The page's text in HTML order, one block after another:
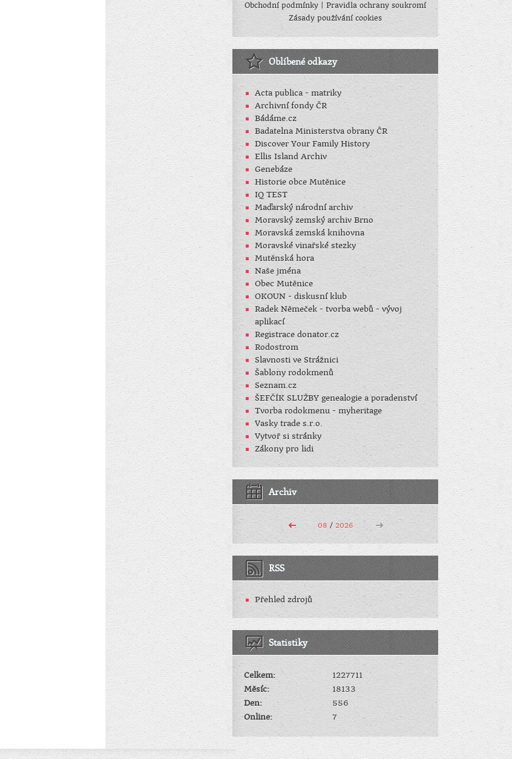
Obchodní podmínky
Pravidla ochrany soukromí
Zásady používání cookies
Oblíbené odkazy
Acta publica - matriky
Archivní fondy ČR
Bádáme.cz
Badatelna Ministerstva obrany ČR
Discover Your Family History
Ellis Island Archiv
Genebáze
Historie obce Mutěnice
IQ TEST
Maďarský národní archiv
Moravský zemský archiv Brno
Moravská zemská knihovna
Moravské vinařské stezky
Mutěnská hora
Naše jména
Obec Mutěnice
OKOUN - diskusní klub
Radek Němeček - tvorba webů - vývoj
aplikací
Registrace donator.cz
Rodostrom
Slavnosti ve Strážnici
Šablony rodokmenů
Seznam.cz
ŠEFČÍK SLUŽBY genealogie a poradenství
Tvorba rodokmenu - myheritage
Vasky trade s.r.o.
Vytvoř si stránky
Zákony pro lidi
Archiv
08 / 2026
RSS
Přehled zdrojů
Statistiky
Online: 7
Celkem:
1227711
Měsíc:
18133
Den:
556